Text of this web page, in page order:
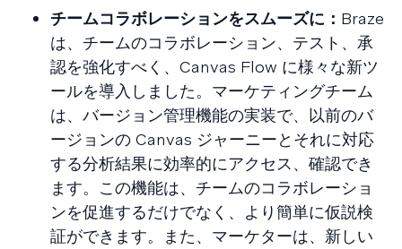
チームコラボレーションをスムーズに： Braze
は、チームのコラボレーション、テスト、承
認を強化すべく、Canvas Flow に様々な新ツ
ールを導入しました。マーケティングチーム
は、バージョン管理機能の実装で、以前のバ
ージョンの Canvas ジャーニーとそれに対応
する分析結果に効率的にアクセス、確認でき
ます。この機能は、チームのコラボレーショ
ンを促進するだけでなく、より簡単に仮説検
証ができます。また、マーケターは、新しい